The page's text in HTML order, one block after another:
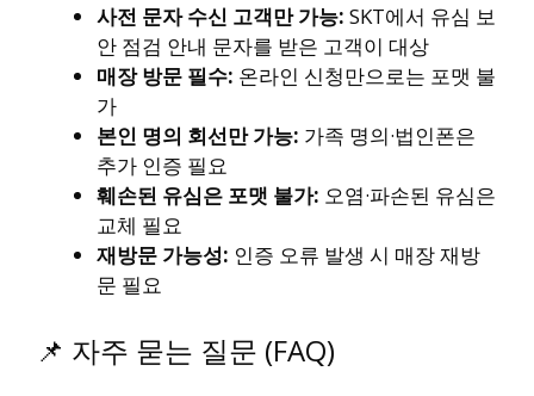
사전 문자 수신 고객만 가능: SKT에서 유심 보
안 점검 안내 문자를 받은 고객이 대상
매장 방문 필수: 온라인 신청만으로는 포맷 불
가
본인 명의 회선만 가능: 가족 명의·법인폰은
추가 인증 필요
훼손된 유심은 포맷 불가: 오염·파손된 유심은
교체 필요
재방문 가능성: 인증 오류 발생 시 매장 재방
문 필요
📌 자주 묻는 질문 (FAQ)